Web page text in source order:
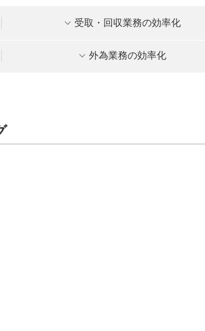
受取・回収業務の効率化
外為業務の効率化